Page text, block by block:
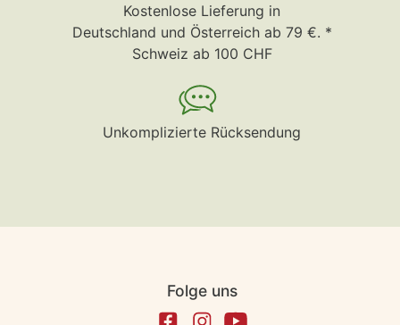
Kostenlose Lieferung in
Deutschland und Österreich ab 79 €. *
Schweiz ab 100 CHF
Unkomplizierte Rücksendung
Folge uns